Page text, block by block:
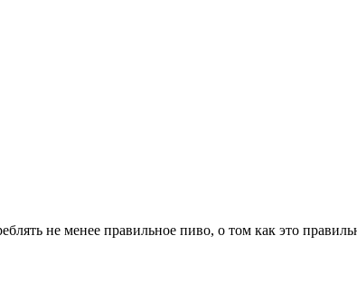
не менее правильное пиво, о том как это